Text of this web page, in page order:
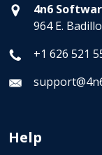
4n6
964 E.
+1 626 521
Help